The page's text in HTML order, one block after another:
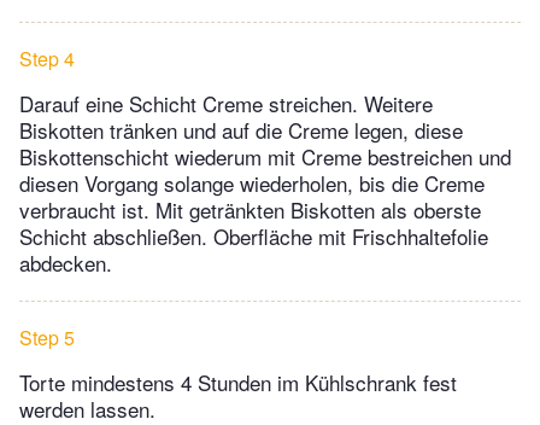
Step 4
Darauf eine Schicht Creme streichen. Weitere
Biskotten tränken und auf die Creme legen, diese
Biskottenschicht wiederum mit Creme bestreichen und
diesen Vorgang solange wiederholen, bis die Creme
verbraucht ist. Mit getränkten Biskotten als oberste
Schicht abschließen. Oberfläche mit Frischhaltefolie
abdecken.
Step 5
Torte mindestens 4 Stunden im Kühlschrank fest
werden lassen.